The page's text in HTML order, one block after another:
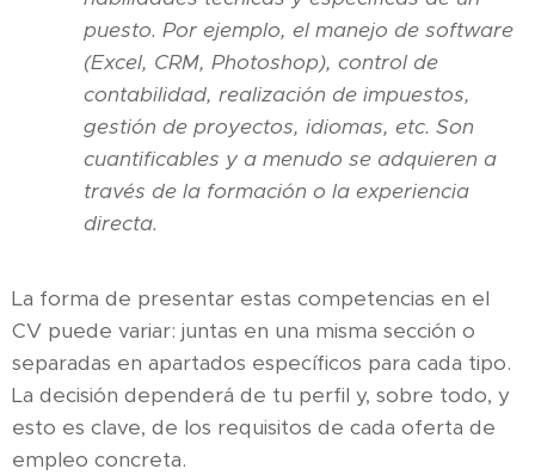
puesto. Por ejemplo, el manejo de software
(Excel, CRM, Photoshop), control de
contabilidad, realización de impuestos,
gestión de proyectos, idiomas, etc. Son
cuantificables y a menudo se adquieren a
través de la formación o la experiencia
directa.
La forma de presentar estas competencias en el
CV puede variar: juntas en una misma sección o
separadas en apartados específicos para cada tipo.
La decisión dependerá de tu perfil y, sobre todo, y
esto es clave, de los requisitos de cada oferta de
empleo concreta.